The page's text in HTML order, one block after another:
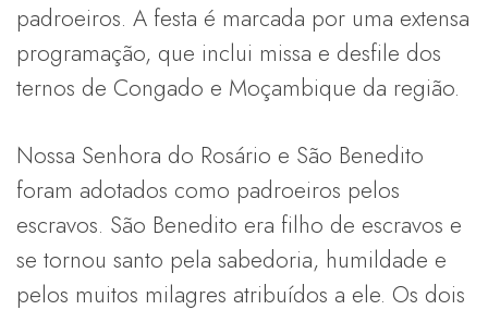
padroeiros. A festa é marcada por uma extensa
programação, que inclui missa e desfile dos
ternos de Congado e Moçambique da região.
Nossa Senhora do Rosário e São Benedito
foram adotados como padroeiros pelos
escravos. São Benedito era filho de escravos e
se tornou santo pela sabedoria, humildade e
pelos muitos milagres atribuídos a ele. Os dois